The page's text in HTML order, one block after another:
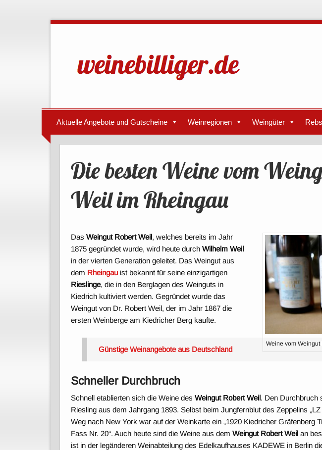
Aktuelle Angebote und Gutscheine Weinregionen Weingüter
Die besten Weine vom
Weil im Rheingau
Weine vom
DasWeingut Robert Weil, welches bereits im Jahr
1875 gegründet wurde, wird heute durchWilhelm Weil
in der vierten Generation geleitet. Das Weingut aus
dem Rheingau ist bekannt für seine einzigartigen
Rieslinge, die in den Berglagen des Weinguts in
Kiedrich kultiviert werden. Gegründet wurde das
Weingut von Dr. Robert Weil, der im Jahr 1867 die
ersten Weinberge am Kiedricher Berg kaufte.
Günstige Weinangebote aus Deutschland
Schneller Durchbruch
Schnell etablierten sich die Weine desWeingut Robert Weil. Den Durchbruch
Riesling aus dem Jahrgang 1893. Selbst beim Jungfernblut des Zeppelins
Weg nach New York war auf der Weinkarte ein „1920 Kiedricher Gräfenberg
Fass Nr. 20“. Auch heute sind die Weine aus demWeingut Robert Weil an
ist in der legänderen Weinabteilung des Edelkaufhauses KADEWE in Berlin